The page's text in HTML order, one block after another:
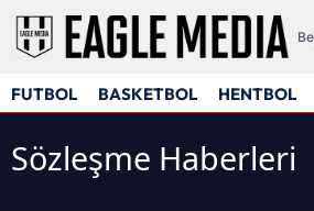
FUTBOL BASKETBOL HENTBOL
Sözleşme Haberleri